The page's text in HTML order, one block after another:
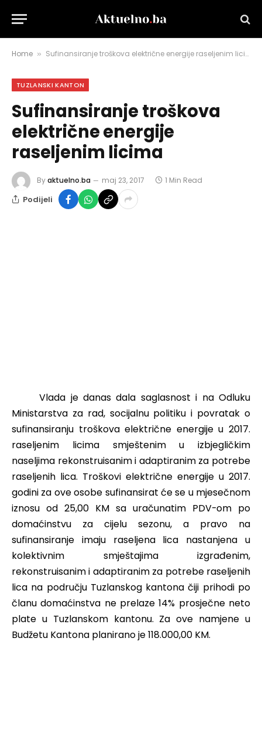
Home » Sufinansiranje troškova električne energije raseljenim licima
TUZLANSKI KANTON
Sufinansiranje troškova
električne energije
raseljenim licima
Byaktuelno.ba maj 23, 2017 1 Min Read
Podijeli
Vlada je danas dala saglasnost i na Odluku
Ministarstva za rad, socijalnu politiku i povratak o
sufinansiranju troškova električne energije u 2017.
raseljenim licima smještenim u izbjegličkim
naseljima rekonstruisanim i adaptiranim za potrebe
raseljenih lica. Troškovi električne energije u 2017.
godini za ove osobe sufinansirat će se u mjesečnom
iznosu od 25,00 KM sa uračunatim PDV-om po
domaćinstvu za cijelu sezonu, a pravo na
sufinansiranje imaju raseljena lica nastanjena u
kolektivnim smještajima izgrađenim,
rekonstruisanim i adaptiranim za potrebe raseljenih
lica na području Tuzlanskog kantona čiji prihodi po
članu domaćinstva ne prelaze 14% prosječne neto
plate u Tuzlanskom kantonu. Za ove namjene u
Budžetu Kantona planirano je 118.000,00 KM.